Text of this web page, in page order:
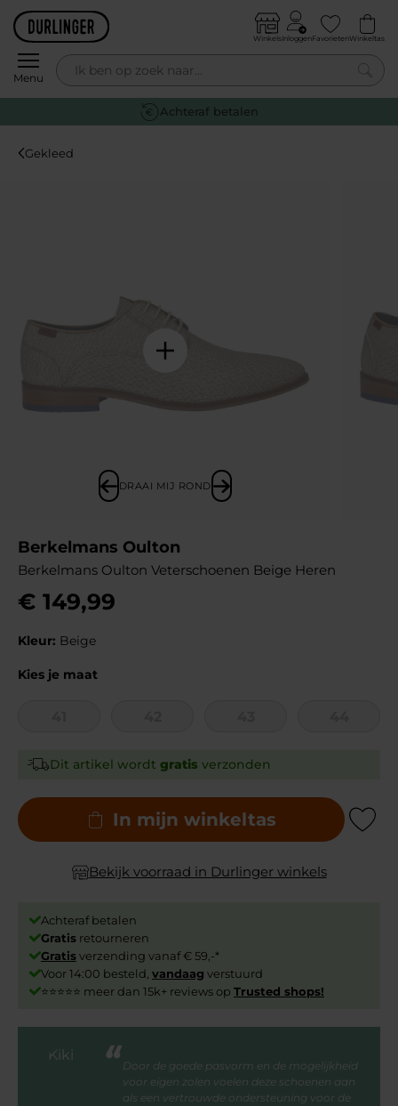
Skip to content
Menu
WinkelsInloggenFavorietenWinkeltas
0
Achteraf betalen
Gekleed
DRAAI MIJ ROND
Berkelmans Oulton
Berkelmans Oulton Veterschoenen Beige Heren
€ 149,99
Kleur: Beige
Kies je maat
Dit artikel wordt gratis verzonden
In mijn winkeltas Add to
Bekijk voorraad in Durlinger winkels
Achteraf betalen
Gratis retourneren
Gratisverzending vanaf € 59,-*
Voor 14:00 besteld, vandaag verstuurd
⭐⭐⭐⭐⭐ meer dan 15k+ reviews op Trusted shops!
Door de goede pasvorm en de mogelijkheid
voor eigen zolen voelen deze schoenen aan
als een vertrouwde ondersteuning voor de